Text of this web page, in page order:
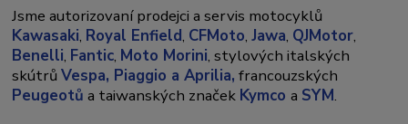
Jsme autorizovaní prodejci a servis motocyklů
Kawasaki, Royal Enfield, CFMoto,Jawa, QJMotor,
Benelli, Fantic, Moto Morini, stylových italských
skútrůVespa, Piaggio a Aprilia, francouzských
Peugeotů a taiwanských značek Kymcoa SYM.